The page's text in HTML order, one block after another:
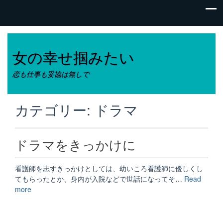
女の幸せ掴みたい
恋も仕事も妥協は無しで
カテゴリー: ドラマ
ドラマをきっかけに
看護師を志すきっかけとしては、幼いころ看護師に優しくし
てもらったとか、身内が入院などで世話になってそ… Read
more“ド